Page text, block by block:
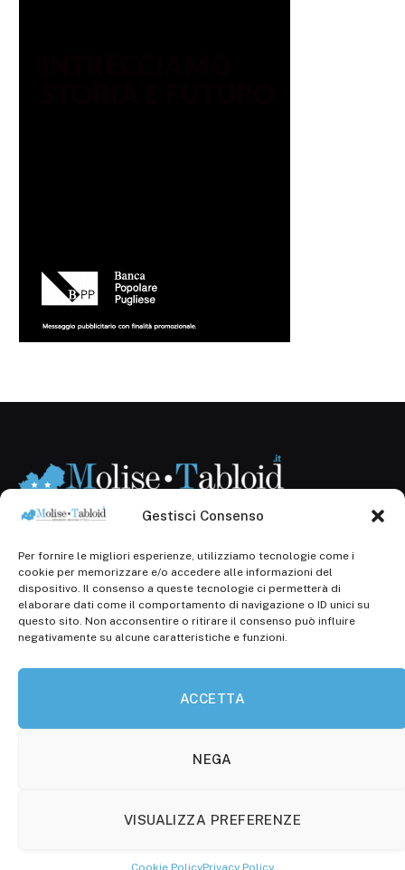
Gestisci Consenso
Per fornire le migliori esperienze, utilizziamo tecnologie come i
cookie per memorizzare e/o accedere alle informazioni del
dispositivo. Il consenso a queste tecnologie ci permetterà di
elaborare dati come il comportamento di navigazione o ID unici su
questo sito. Non acconsentire o ritirare il consenso può influire
negativamente su alcune caratteristiche e funzioni.
ACCETTA
NEGA
VISUALIZZA PREFERENZE
Cookie PolicyPrivacy Policy
Registr. presso il Tribunale di Campobasso: 3/2013 del
14.11.2013, Cron. 1254
Roc: iscrizione n° 25549 (Prot. 1138/com/15 del
30.04.2015)
P.Iva: 01707150700